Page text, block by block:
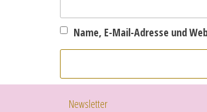
Name, E-Mail-Adresse und
Newsletter